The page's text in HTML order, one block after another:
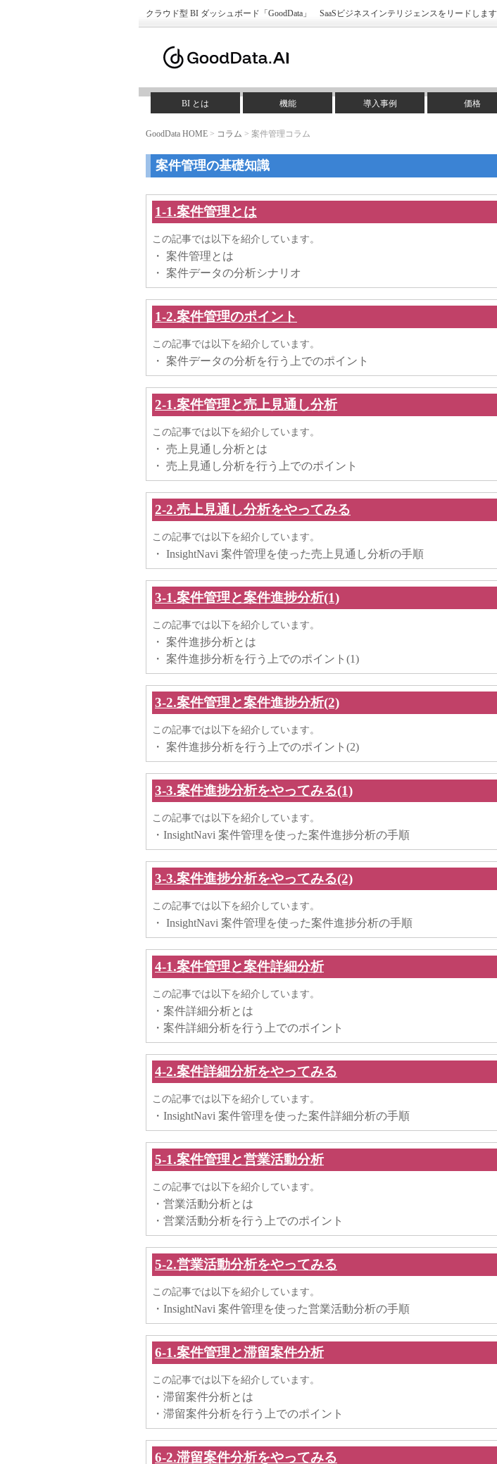
クラウド型 BI ダッシュボード「GoodData」 SaaSビジネスインテリジェンスをリードします
BI とは 機能 導入事例 価格
GoodData HOME > コラム > 案件管理コラム
案件管理の基礎知識
1-1.案件管理とは
この記事では以下を紹介しています。
・ 案件管理とは
・ 案件データの分析シナリオ
1-2.案件管理のポイント
この記事では以下を紹介しています。
・ 案件データの分析を行う上でのポイント
2-1.案件管理と売上見通し分析
この記事では以下を紹介しています。
・ 売上見通し分析とは
・ 売上見通し分析を行う上でのポイント
2-2.売上見通し分析をやってみる
この記事では以下を紹介しています。
・ InsightNavi 案件管理を使った売上見通し分析の手順
3-1.案件管理と案件進捗分析(1)
この記事では以下を紹介しています。
・ 案件進捗分析とは
・ 案件進捗分析を行う上でのポイント(1)
3-2.案件管理と案件進捗分析(2)
この記事では以下を紹介しています。
・ 案件進捗分析を行う上でのポイント(2)
3-3.案件進捗分析をやってみる(1)
この記事では以下を紹介しています。
・InsightNavi 案件管理を使った案件進捗分析の手順
3-3.案件進捗分析をやってみる(2)
この記事では以下を紹介しています。
・ InsightNavi 案件管理を使った案件進捗分析の手順
4-1.案件管理と案件詳細分析
この記事では以下を紹介しています。
・案件詳細分析とは
・案件詳細分析を行う上でのポイント
4-2.案件詳細分析をやってみる
この記事では以下を紹介しています。
・InsightNavi 案件管理を使った案件詳細分析の手順
5-1.案件管理と営業活動分析
この記事では以下を紹介しています。
・営業活動分析とは
・営業活動分析を行う上でのポイント
5-2.営業活動分析をやってみる
この記事では以下を紹介しています。
・InsightNavi 案件管理を使った営業活動分析の手順
6-1.案件管理と滞留案件分析
この記事では以下を紹介しています。
・滞留案件分析とは
・滞留案件分析を行う上でのポイント
6-2.滞留案件分析をやってみる